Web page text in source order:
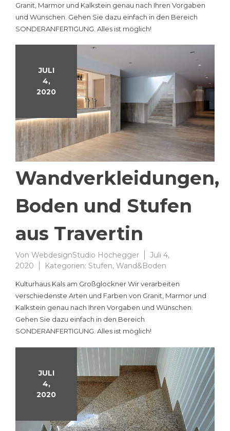
Granit, Marmor und Kalkstein genau nach Ihren Vorgaben
und Wünschen. Gehen Sie dazu einfach in den Bereich
SONDERANFERTIGUNG. Alles ist möglich!
JULI
4,
2020
Wandverkleidungen,
Boden und Stufen
aus Travertin
Von WebdesignStudio Hochegger
Juli 4,
2020
Kategorien: Stufen, Wand&Boden
Kulturhaus Kals am Großglockner Wir verarbeiten
verschiedenste Arten und Farben von Granit, Marmor und
Kalkstein genau nach Ihren Vorgaben und Wünschen.
Gehen Sie dazu einfach in den Bereich
SONDERANFERTIGUNG. Alles ist möglich!
JULI
4,
2020